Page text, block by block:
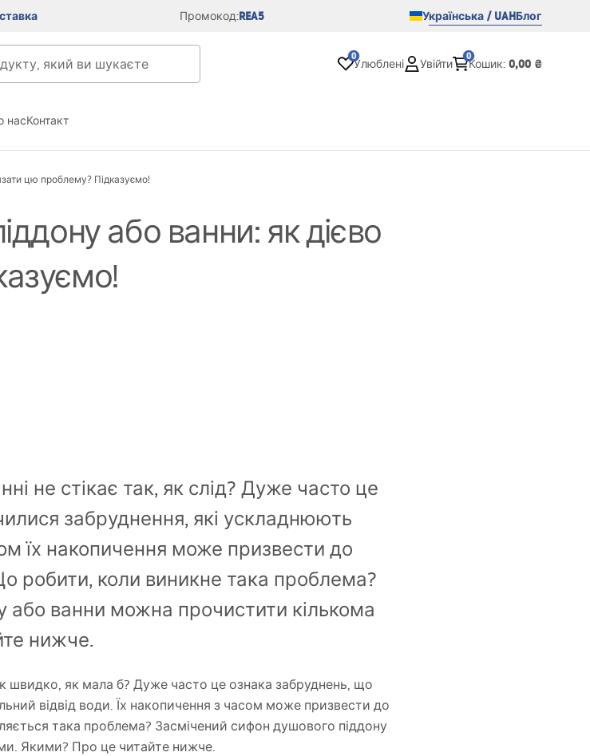
Промокод:REA5 Українська / UAHБлог
0
Улюблені Увійти
0
Кошик: 0,00 ₴
насКонтакт
цю проблему? Підказуємо!
або ванни: як дієво
не стікає так, як слід? Дуже часто це
забруднення, які ускладнюють
їх накопичення може призвести до
робити, коли виникне така проблема?
або ванни можна прочистити кількома
нижче.
швидко, як мала б? Дуже часто це ознака забруднень, що
відвід води. Їх накопичення з часом може призвести до
така проблема? Засмічений сифон душового піддону
Якими? Про це читайте нижче.